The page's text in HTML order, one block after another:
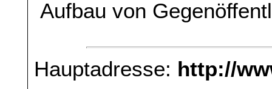
Aufbau von
Hauptadresse: http://